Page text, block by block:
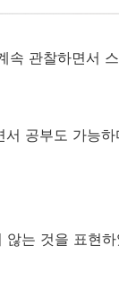
관찰하면서
공부도 가능하
않는 것을 표현하